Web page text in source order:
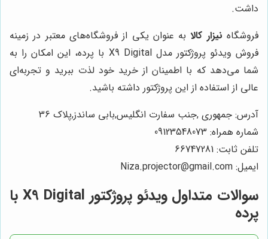
داشت.
فروشگاه نیزار کالابه عنوان یکی از فروشگاه‌های معتبر در زمینه
فروش ویدئو پروژکتور مدل X9 Digital با پرده، این امکان را به
شما می‌دهد که با اطمینان از خرید خود لذت ببرید و تجربه‌ای
عالی از استفاده از این پروژکتور داشته باشید.
آدرس: جمهوری ,جنب سفارت انگلیس,بابی ساندز,پلاک 36
شماره همراه: 09123548073
تلفن ثابت: 66747281
ایمیل: Niza.projector@gmail.com
سوالات متداول ویدئو پروژکتور X9 Digital با
پرده